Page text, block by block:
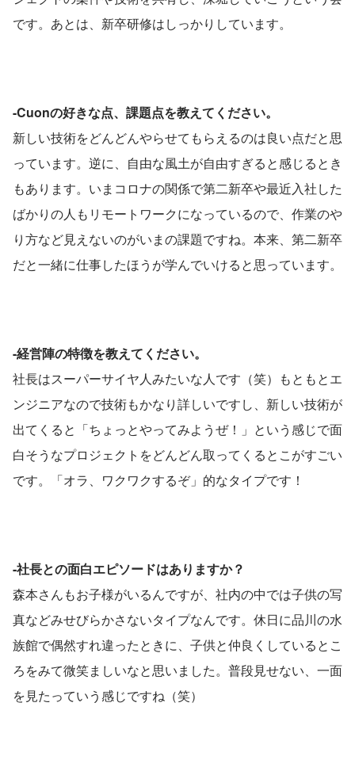
です。あとは、新卒研修はしっかりしています。
-Cuonの好きな点、課題点を教えてください。
新しい技術をどんどんやらせてもらえるのは良い点だと思
っています。逆に、自由な風土が自由すぎると感じるとき
もあります。いまコロナの関係で第二新卒や最近入社した
ばかりの人もリモートワークになっているので、作業のや
り方など見えないのがいまの課題ですね。本来、第二新卒
だと一緒に仕事したほうが学んでいけると思っています。
-経営陣の特徴を教えてください。
社長はスーパーサイヤ人みたいな人です（笑）もともとエ
ンジニアなので技術もかなり詳しいですし、新しい技術が
出てくると「ちょっとやってみようぜ！」という感じで面
白そうなプロジェクトをどんどん取ってくるとこがすごい
です。「オラ、ワクワクするぞ」的なタイプです！
-社長との面白エピソードはありますか？
森本さんもお子様がいるんですが、社内の中では子供の写
真などみせびらかさないタイプなんです。休日に品川の水
族館で偶然すれ違ったときに、子供と仲良くしているとこ
ろをみて微笑ましいなと思いました。普段見せない、一面
を見たっていう感じですね（笑）